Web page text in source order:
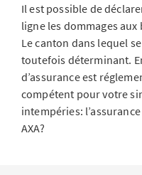
Il est possible de
ligne les dommages
Le canton dans lequel
toutefois déterminant.
d’assurance est
compétent pour votre
intempéries:
AXA?